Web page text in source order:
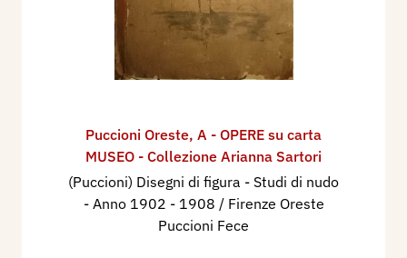
Puccioni Oreste, A - OPERE su carta
MUSEO - Collezione Arianna Sartori
(Puccioni) Disegni di figura - Studi di nudo
- Anno 1902 - 1908 / Firenze Oreste
Puccioni Fece